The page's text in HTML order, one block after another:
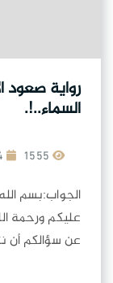
رواية صعود
السماء..!.
2024-09-24
الجواب:بسم
عليكم ورحمة
عن سؤالكم أن